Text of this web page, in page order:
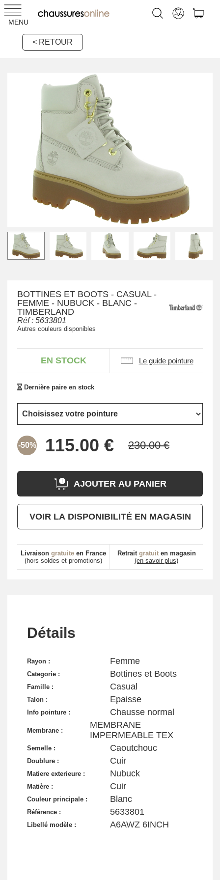
MENU
< RETOUR
BOTTINES ET BOOTS - CASUAL -
FEMME - NUBUCK - BLANC -
TIMBERLAND
Réf : 5633801
Autres couleurs disponibles
EN STOCK Le guide pointure
Dernière paire en stock
-50%
AJOUTER AU PANIER
VOIR LA DISPONIBILITÉ EN MAGASIN
Livraison gratuite en France
(hors soldes et promotions)
Retrait gratuiten magasin
(en savoir plus)
Détails
Rayon : Femme
Categorie : Bottines et Boots
Famille : Casual
Talon : Epaisse
Info pointure : Chausse normal
Membrane :
MEMBRANE
IMPERMEABLE TEX
Semelle : Caoutchouc
Doublure : Cuir
Matiere exterieure : Nubuck
Matière : Cuir
Couleur principale : Blanc
Référence : 5633801
Libellé modèle : A6AWZ 6INCH